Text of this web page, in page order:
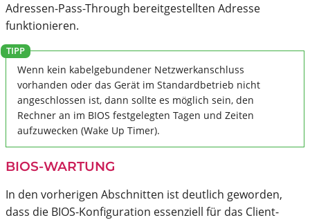
Adressen-Pass-Through bereitgestellten Adresse
funktionieren.
Wenn kein kabelgebundener Netzwerkanschluss
vorhanden oder das Gerät im Standardbetrieb nicht
angeschlossen ist, dann sollte es möglich sein, den
Rechner an im BIOS festgelegten Tagen und Zeiten
aufzuwecken (Wake Up Timer).
BIOS-WARTUNG
In den vorherigen Abschnitten ist deutlich geworden,
dass die BIOS-Konfiguration essenziell für das Client-